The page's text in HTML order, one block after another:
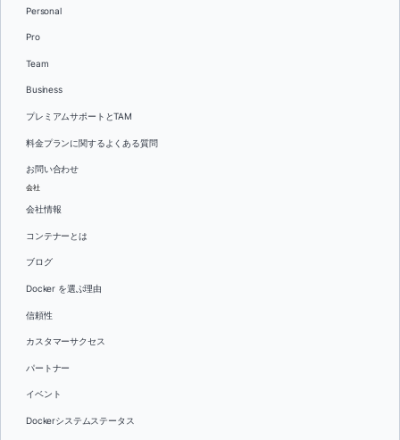
Personal
Pro
Team
Business
プレミアムサポートとTAM
料金プランに関するよくある質問
お問い合わせ
会社
会社情報
コンテナーとは
ブログ
Docker を選ぶ理由
信頼性
カスタマーサクセス
パートナー
イベント
Dockerシステムステータス